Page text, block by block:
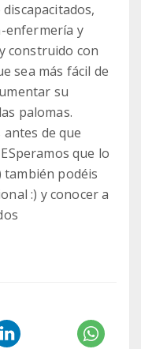
enfermería y
construido con
sea más fácil de
su
palomas.
de que
que lo
también podéis
:) y conocer a